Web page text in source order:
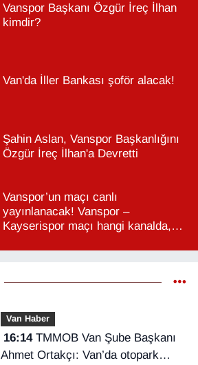
Vanspor Başkanı Özgür İreç İlhan
kimdir?
Van'da İller Bankası şoför alacak!
Şahin Aslan, Vanspor Başkanlığını
Özgür İreç İlhan'a Devretti
Vanspor’un maçı canlı
yayınlanacak! Vanspor –
Kayserispor maçı hangi kanalda,
Van Haber
16:14TMMOB Van Şube Başkanı
Ahmet Ortakçı: Van’da otopark